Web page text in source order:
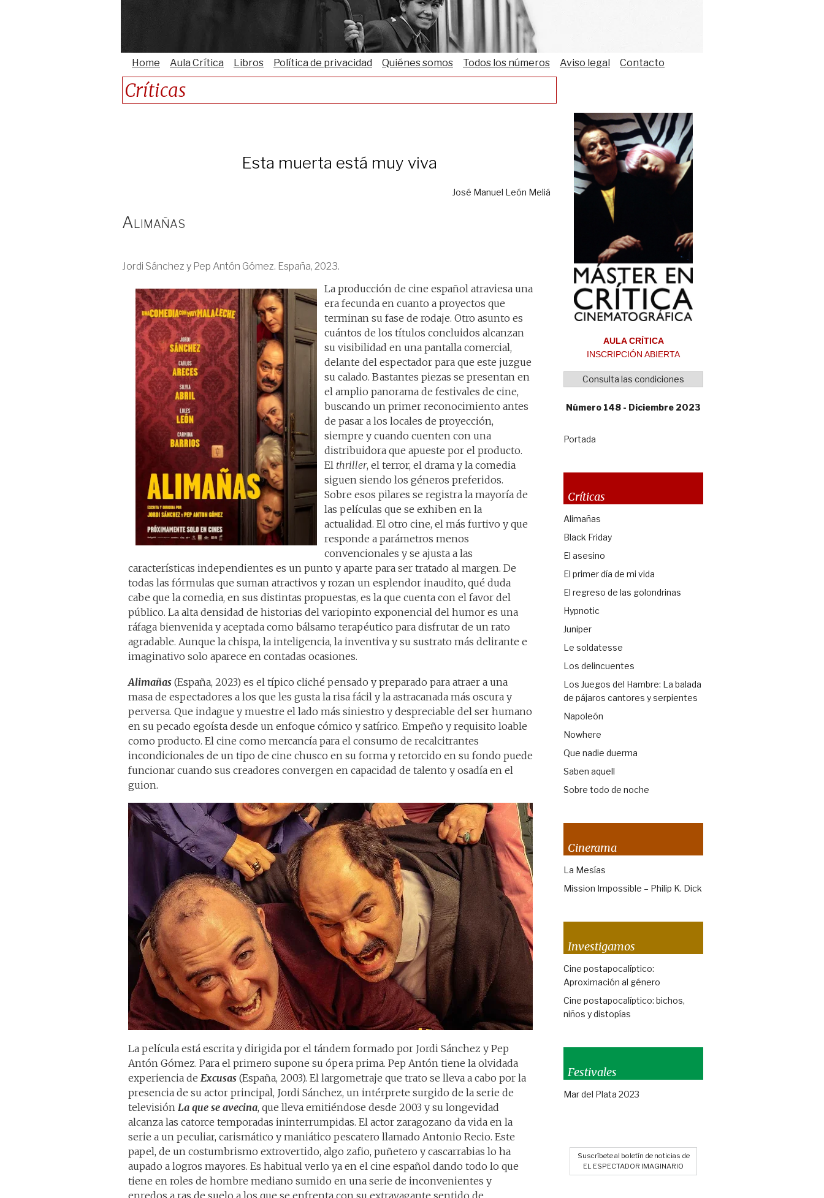
Home Aula Crítica Libros Política de privacidad Quiénes somos Todos los números Aviso legal Contacto
Críticas
Esta muerta está muy viva
José Manuel León Meliá
Alimañas
Jordi Sánchez y Pep Antón Gómez. España, 2023.
La producción de cine español atraviesa una
era fecunda en cuanto a proyectos que
terminan su fase de rodaje. Otro asunto es
cuántos de los títulos concluidos alcanzan
su visibilidad en una pantalla comercial,
delante del espectador para que este juzgue
su calado. Bastantes piezas se presentan en
el amplio panorama de festivales de cine,
buscando un primer reconocimiento antes
de pasar a los locales de proyección,
siempre y cuando cuenten con una
distribuidora que apueste por el producto.
El thriller, el terror, el drama y la comedia
siguen siendo los géneros preferidos.
Sobre esos pilares se registra la mayoría de
las películas que se exhiben en la
actualidad. El otro cine, el más furtivo y que
responde a parámetros menos
convencionales y se ajusta a las
características independientes es un punto y aparte para ser tratado al margen. De
todas las fórmulas que suman atractivos y rozan un esplendor inaudito, qué duda
cabe que la comedia, en sus distintas propuestas, es la que cuenta con el favor del
público. La alta densidad de historias del variopinto exponencial del humor es una
ráfaga bienvenida y aceptada como bálsamo terapéutico para disfrutar de un rato
agradable. Aunque la chispa, la inteligencia, la inventiva y su sustrato más delirante e
imaginativo solo aparece en contadas ocasiones.
Alimañas (España, 2023) es el típico cliché pensado y preparado para atraer a una
masa de espectadores a los que les gusta la risa fácil y la astracanada más oscura y
perversa. Que indague y muestre el lado más siniestro y despreciable del ser humano
en su pecado egoísta desde un enfoque cómico y satírico. Empeño y requisito loable
como producto. El cine como mercancía para el consumo de recalcitrantes
incondicionales de un tipo de cine chusco en su forma y retorcido en su fondo puede
funcionar cuando sus creadores convergen en capacidad de talento y osadía en el
guion.
La película está escrita y dirigida por el tándem formado por Jordi Sánchez y Pep
Antón Gómez. Para el primero supone su ópera prima. Pep Antón tiene la olvidada
experiencia de Excusas (España, 2003). El largometraje que trato se lleva a cabo por la
presencia de su actor principal, Jordi Sánchez, un intérprete surgido de la serie de
televisión La que se avecina, que lleva emitiéndose desde 2003 y su longevidad
alcanza las catorce temporadas ininterrumpidas. El actor zaragozano da vida en la
serie a un peculiar, carismático y maniático pescatero llamado Antonio Recio. Este
papel, de un costumbrismo extrovertido, algo zafio, puñetero y cascarrabias lo ha
aupado a logros mayores. Es habitual verlo ya en el cine español dando todo lo que
tiene en roles de hombre mediano sumido en una serie de inconvenientes y
enredos a ras de suelo a los que se enfrenta con su extravagante sentido de
AULA CRÍTICA
INSCRIPCIÓN ABIERTA
Consulta las condiciones
Número 148 - Diciembre 2023
Portada
Críticas
Alimañas
Black Friday
El asesino
El primer día de mi vida
El regreso de las golondrinas
Hypnotic
Juniper
Le soldatesse
Los delincuentes
Los Juegos del Hambre: La balada
de pájaros cantores y serpientes
Napoleón
Nowhere
Que nadie duerma
Saben aquell
Sobre todo de noche
Cinerama
La Mesías
Mission Impossible – Philip K. Dick
Investigamos
Cine postapocalíptico:
Aproximación al género
Cine postapocalíptico: bichos,
niños y distopías
Festivales
Mar del Plata 2023
Suscríbete al boletín de noticias de
EL ESPECTADOR IMAGINARIO